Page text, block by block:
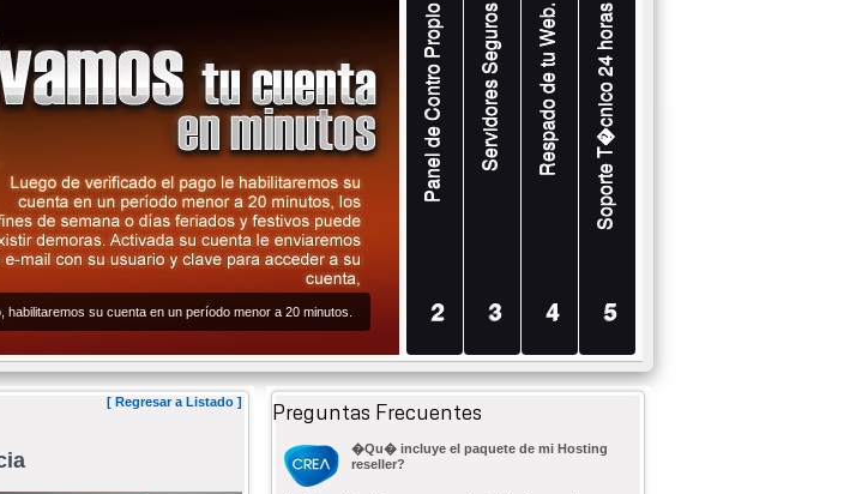
habilitaremos su cuenta en un período menor a 20 minutos.
Panel de Contro Propio
2
Servidores Seguros
3
Respado de tu Web.
4
Soporte T�cnico 24 horas
5
[ Regresar a Listado ] Preguntas Frecuentes
�Qu� incluye el paquete de mi Hosting
reseller?